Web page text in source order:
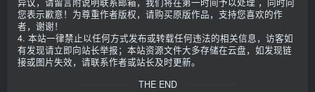
您表示歉意！为尊重作者版权，请购买原版作品，支持您喜欢的作
者，谢谢！
4. 本站一律禁止以任何方式发布或转载任何违法的相关信息，访客如
有发现请立即向站长举报；本站资源文件大多存储在云盘，如发现链
接或图片失效，请联系作者或站长及时更新。
THE END